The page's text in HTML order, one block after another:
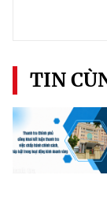
TIN